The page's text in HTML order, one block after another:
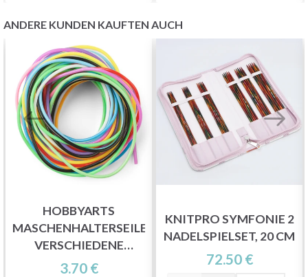
ANDERE KUNDEN KAUFTEN AUCH
HOBBYARTS
MASCHENHALTERSEILE,
VERSCHIEDENE
FARBEN, 2 MM, 100 CM,
3.70 €
KNITPRO SYMFONIE 2
NADELSPIELSET, 20 CM
72.50 €
und erhalten Sie exklusiven Zugang zu
inspirierenden Strickmustern und speziellen
Jetzt anmelden